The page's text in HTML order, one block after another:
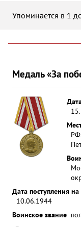
Упоминается в 1
Медаль «За
Дата поступления
10.06.1944
Воинское звание